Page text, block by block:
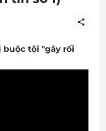
buộc tội "gây rối